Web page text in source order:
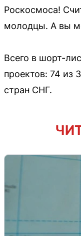
Роскосмоса!
молодцы. А вы
Всего в шорт-
проектов: 74 из
стран СНГ.